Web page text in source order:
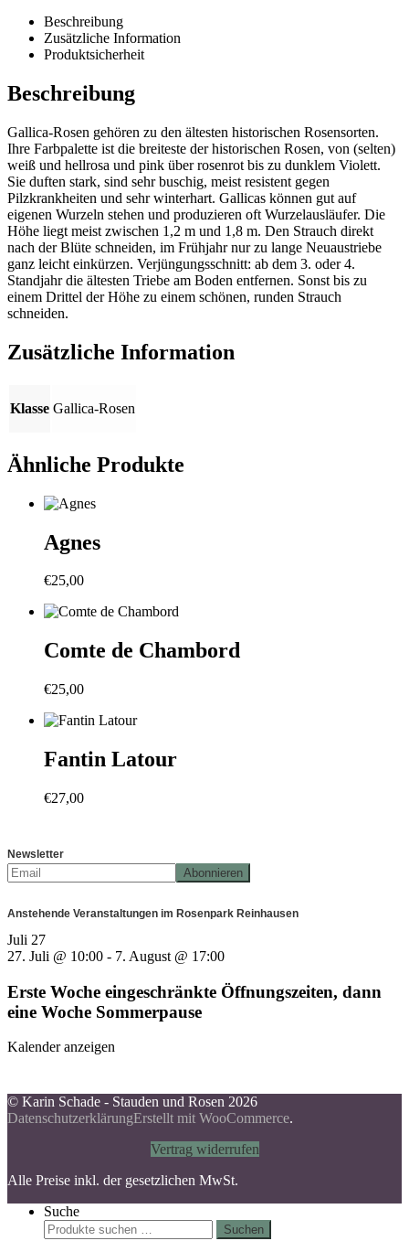
Beschreibung
Zusätzliche Information
Produktsicherheit
Beschreibung
Gallica-Rosen gehören zu den ältesten historischen Rosensorten.
Ihre Farbpalette ist die breiteste der historischen Rosen, von (selten)
weiß und hellrosa und pink über rosenrot bis zu dunklem Violett.
Sie duften stark, sind sehr buschig, meist resistent gegen
Pilzkrankheiten und sehr winterhart. Gallicas können gut auf
eigenen Wurzeln stehen und produzieren oft Wurzelausläufer. Die
Höhe liegt meist zwischen 1,2 m und 1,8 m. Den Strauch direkt
nach der Blüte schneiden, im Frühjahr nur zu lange Neuaustriebe
ganz leicht einkürzen. Verjüngungsschnitt: ab dem 3. oder 4.
Standjahr die ältesten Triebe am Boden entfernen. Sonst bis zu
einem Drittel der Höhe zu einem schönen, runden Strauch
schneiden.
Zusätzliche Information
Klasse Gallica-Rosen
Ähnliche Produkte
Agnes
€25,00
Comte de Chambord
€25,00
Fantin Latour
€27,00
Newsletter
Anstehende Veranstaltungen im Rosenpark Reinhausen
Juli 27
27. Juli @ 10:00 - 7. August @ 17:00
Erste Woche eingeschränkte Öffnungszeiten, dann
eine Woche Sommerpause
Kalender anzeigen
© Karin Schade - Stauden und Rosen 2026
DatenschutzerklärungErstellt mit WooCommerce.
Vertrag widerrufen
Alle Preise inkl. der gesetzlichen MwSt.
Suche
Suchen
Suchen